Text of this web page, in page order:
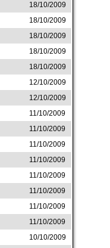
18/10/2009
18/10/2009
18/10/2009
18/10/2009
18/10/2009
12/10/2009
12/10/2009
11/10/2009
11/10/2009
11/10/2009
11/10/2009
11/10/2009
11/10/2009
11/10/2009
11/10/2009
10/10/2009